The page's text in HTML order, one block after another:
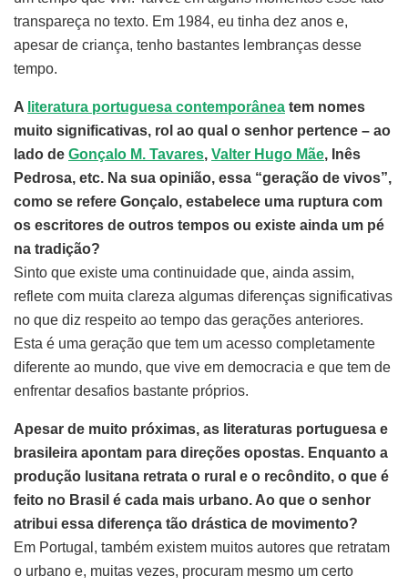
transpareça no texto. Em 1984, eu tinha dez anos e,
apesar de criança, tenho bastantes lembranças desse
tempo.
A literatura portuguesa contemporânea tem nomes
muito significativas, rol ao qual o senhor pertence – ao
lado de Gonçalo M. Tavares, Valter Hugo Mãe, Inês
Pedrosa, etc. Na sua opinião, essa “geração de vivos”,
como se refere Gonçalo, estabelece uma ruptura com
os escritores de outros tempos ou existe ainda um pé
na tradição?
Sinto que existe uma continuidade que, ainda assim,
reflete com muita clareza algumas diferenças significativas
no que diz respeito ao tempo das gerações anteriores.
Esta é uma geração que tem um acesso completamente
diferente ao mundo, que vive em democracia e que tem de
enfrentar desafios bastante próprios.
Apesar de muito próximas, as literaturas portuguesa e
brasileira apontam para direções opostas. Enquanto a
produção lusitana retrata o rural e o recôndito, o que é
feito no Brasil é cada mais urbano. Ao que o senhor
atribui essa diferença tão drástica de movimento?
Em Portugal, também existem muitos autores que retratam
o urbano e, muitas vezes, procuram mesmo um certo